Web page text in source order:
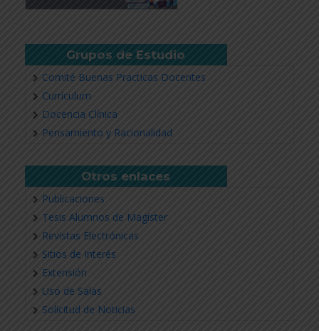
Grupos de Estudio
Comité Buenas Practicas Docentes
Currículum
Docencia Clínica
Pensamiento y Racionalidad
Otros enlaces
Publicaciones
Tesis Alumnos de Magíster
Revistas Electrónicas
Sitios de Interés
Extensión
Uso de Salas
Solicitud de Noticias